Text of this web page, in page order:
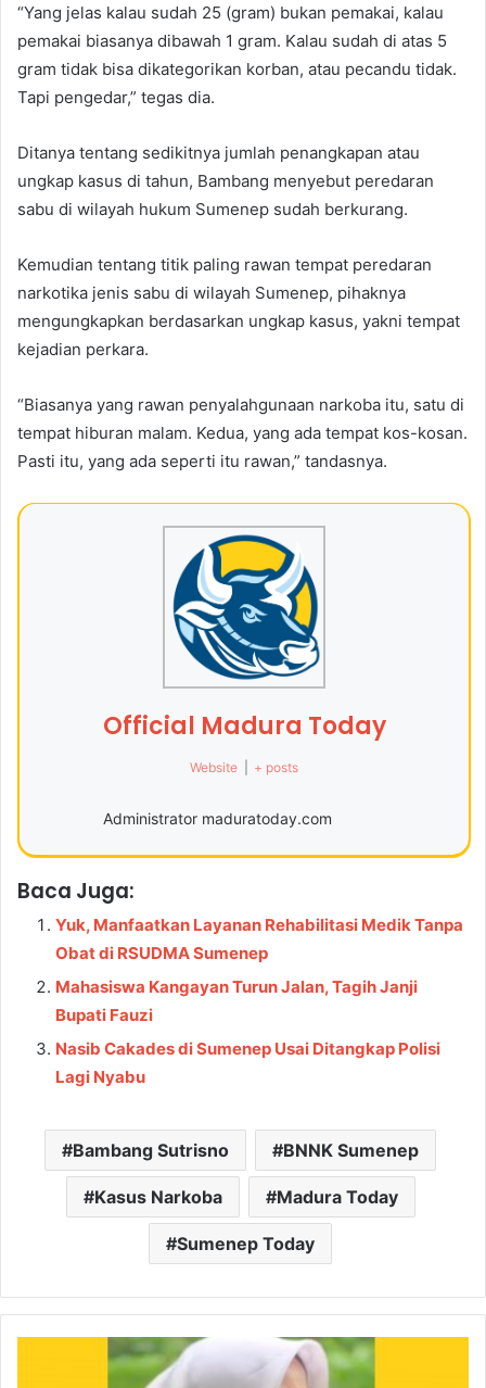
“Yang jelas kalau sudah 25 (gram) bukan pemakai, kalau
pemakai biasanya dibawah 1 gram. Kalau sudah di atas 5
gram tidak bisa dikategorikan korban, atau pecandu tidak.
Tapi pengedar,” tegas dia.
Ditanya tentang sedikitnya jumlah penangkapan atau
ungkap kasus di tahun, Bambang menyebut peredaran
sabu di wilayah hukum Sumenep sudah berkurang.
Kemudian tentang titik paling rawan tempat peredaran
narkotika jenis sabu di wilayah Sumenep, pihaknya
mengungkapkan berdasarkan ungkap kasus, yakni tempat
kejadian perkara.
“Biasanya yang rawan penyalahgunaan narkoba itu, satu di
tempat hiburan malam. Kedua, yang ada tempat kos-kosan.
Pasti itu, yang ada seperti itu rawan,” tandasnya.
Official Madura Today
Website + posts
Administrator maduratoday.com
Baca Juga:
Yuk, Manfaatkan Layanan Rehabilitasi Medik Tanpa
Obat di RSUDMA Sumenep
Mahasiswa Kangayan Turun Jalan, Tagih Janji
Bupati Fauzi
Nasib Cakades di Sumenep Usai Ditangkap Polisi
Lagi Nyabu
Bambang Sutrisno BNNK Sumenep
Kasus Narkoba Madura Today
Sumenep Today